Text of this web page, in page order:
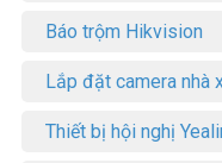
Báo trộm Hikvision
Lắp đặt camera nhà
Thiết bị hội nghị